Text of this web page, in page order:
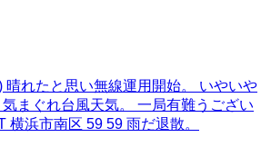
晴れたと思い無線運用開始。 いやいや
まぐれ台風天気。 一局有難うござい
横浜市南区 59 59 雨だ退散。